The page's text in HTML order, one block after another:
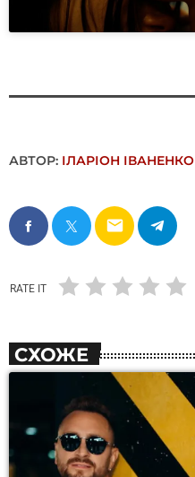
АВТОР: ІЛАРІОН ІВАНЕНКО
email
RATE IT
СХОЖЕ